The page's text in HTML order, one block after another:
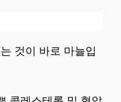
것이 바로 마늘입